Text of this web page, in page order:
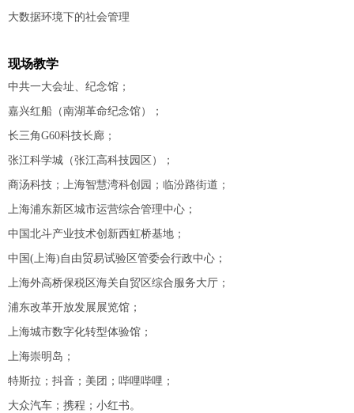
大数据环境下的社会管理
现场教学
中共一大会址、纪念馆；
嘉兴红船（南湖革命纪念馆）；
长三角G60科技长廊；
张江科学城（张江高科技园区）；
商汤科技；上海智慧湾科创园；临汾路街道；
上海浦东新区城市运营综合管理中心；
中国北斗产业技术创新西虹桥基地；
中国(上海)自由贸易试验区管委会行政中心；
上海外高桥保税区海关自贸区综合服务大厅；
浦东改革开放发展展览馆；
上海城市数字化转型体验馆；
上海崇明岛；
特斯拉；抖音；美团；哔哩哔哩；
大众汽车；携程；小红书。